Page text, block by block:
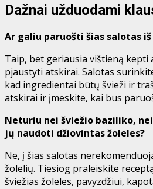
Dažnai užduodami
Ar galiu paruošti šias salotas
Taip, bet geriausia vištieną kepti
pjaustyti atskirai. Salotas
kad ingredientai būtų švieži ir
atskirai ir įmeskite, kai bus
Neturiu nei šviežio baziliko,
jų naudoti džiovintas žoleles?
Ne, į šias salotas
žolelių. Tiesiog praleiskite
šviežias žoleles, pavyzdžiui,